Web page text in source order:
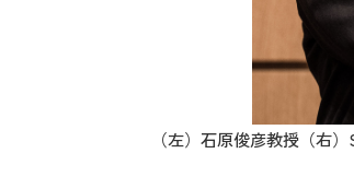
（左）石原俊彦教授（右